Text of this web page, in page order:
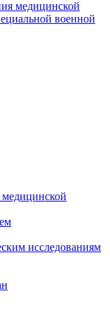
медицинской
военной
исследованиям